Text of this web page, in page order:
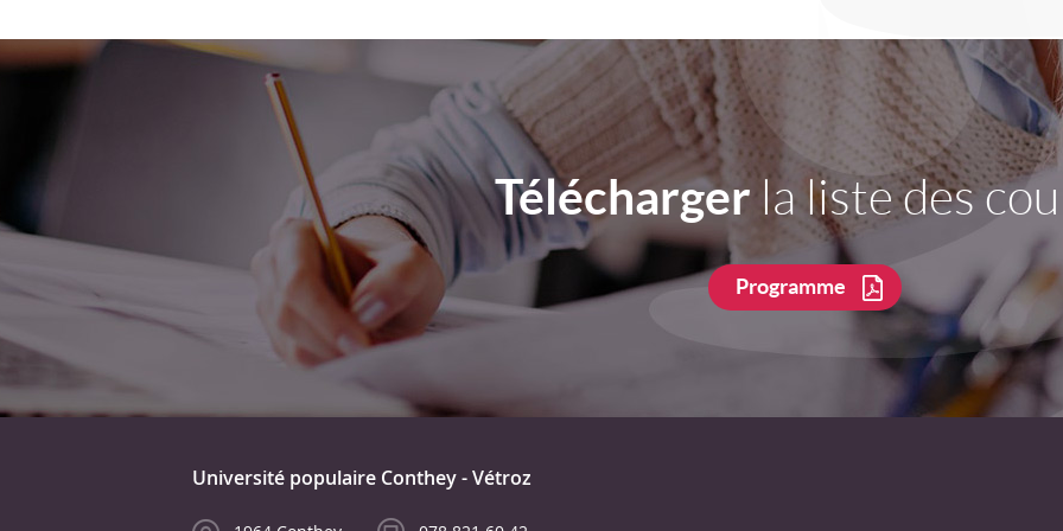
Télécharger la liste des
Programme
Université populaire Conthey - Vétroz